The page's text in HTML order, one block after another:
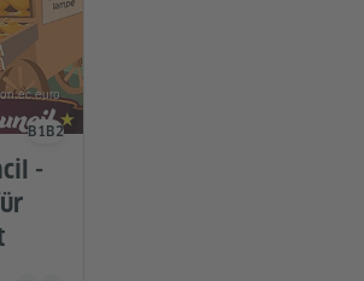
-
Sprachniveau
B1 B2